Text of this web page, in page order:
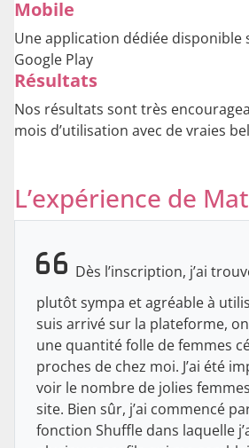
Mobile
Une application dédiée disponible
Google Play
Résultats
Nos résultats sont très
mois d’utilisation avec de vraies
L’expérience de
Dès l’inscription, j’ai
plutôt sympa et agréable à
suis arrivé sur la plateforme,
une quantité folle de femmes
proches de chez moi. J’ai été
voir le nombre de jolies
site. Bien sûr, j’ai commencé
fonction Shuffle dans laquelle